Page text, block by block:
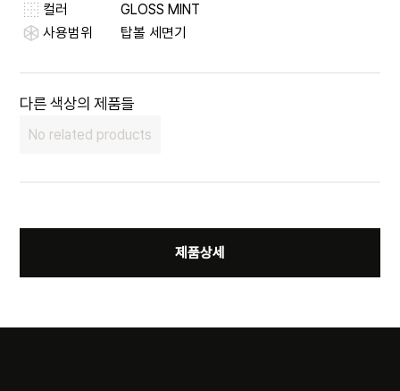
컬러
GLOSS MINT
사용범위
탑볼 세면기
다른 색상의 제품들
No related products
제품상세